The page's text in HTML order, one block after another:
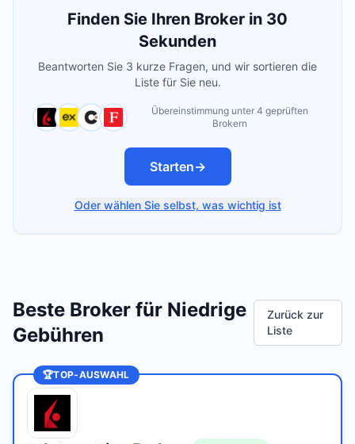
Finden Sie Ihren Broker in 30
Sekunden
Beantworten Sie 3 kurze Fragen, und wir sortieren die
Liste für Sie neu.
Übereinstimmung unter 4 geprüften
Brokern
Starten→
Oder wählen Sie selbst, was wichtig ist
Beste Broker für Niedrige
Gebühren
Zurück zur
Liste
🏆TOP-AUSWAHL